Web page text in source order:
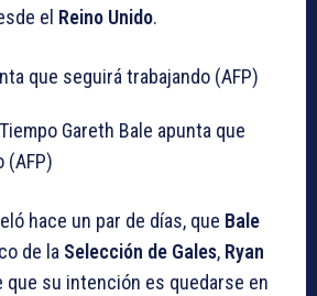
el Reino Unido.
Gareth Bale apunta que
(AFP)
hace un par de días, que Bale
de la Selección de Gales, Ryan
que su intención es quedarse en